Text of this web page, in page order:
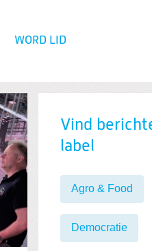
WORD LID
Vind
label
Agro & Food
Democratie